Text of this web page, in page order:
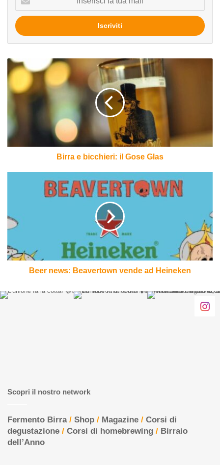
tua
mail
Birra
e
bicchieri:
Glas
Birra e bicchieri: il Gose Glas
ad
Heineken
Beer news: Beavertown vende ad Heineken
Scopri il nostro network
Fermento Birra/ Shop / Magazine / Corsi di
degustazione / Corsi di homebrewing / Birraio
dell’Anno